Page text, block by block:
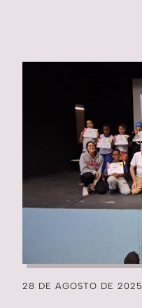
28 DE AGOSTO DE 2025